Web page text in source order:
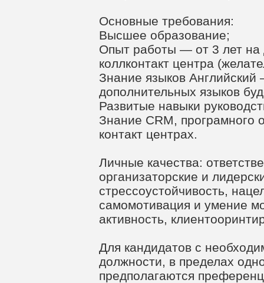
Основные требования:
Высшее образование;
Опыт работы — от 3 лет на
коллконтакт центра
Знание языков
дополнительных языков
Развитые навыки
Знание СRM, програмного
контакт центрах.
Личные качества:
организаторские и
стрессоустойчивость,
самомотивация и умение
активность,
Для кандидатов с
должности, в пределах
предполагаются